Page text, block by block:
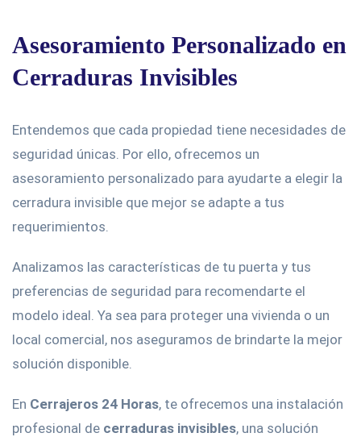
Asesoramiento Personalizado en
Cerraduras Invisibles
Entendemos que cada propiedad tiene necesidades de
seguridad únicas. Por ello, ofrecemos un
asesoramiento personalizado para ayudarte a elegir la
cerradura invisible que mejor se adapte a tus
requerimientos.
Analizamos las características de tu puerta y tus
preferencias de seguridad para recomendarte el
modelo ideal. Ya sea para proteger una vivienda o un
local comercial, nos aseguramos de brindarte la mejor
solución disponible.
En Cerrajeros 24 Horas, te ofrecemos una instalación
profesional de cerraduras invisibles, una solución